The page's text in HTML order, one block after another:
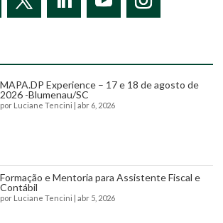
MAPA.DP Experience – 17 e 18 de agosto de
2026 -Blumenau/SC
por Luciane Tencini abr 6, 2026
Formação e Mentoria para Assistente Fiscal e
Contábil
por Luciane Tencini abr 5, 2026